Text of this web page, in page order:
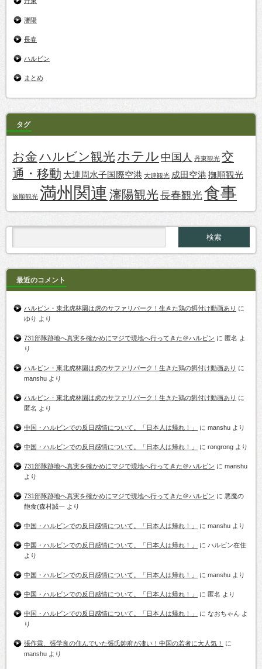
瀋陽
長春
ハルビン
まとめ
タグ
お金ハルビン観光 ホテル 中国人 丹東観光 交
通・移動 大連周水子国際空港 大連観光 成田空港 撫順観光
旅順観光 満州関連 瀋陽観光長春観光食事
最近のコメント
ハルビン・東北虎林園は虎のサファリパーク！生きた鶏の餌付け動画あり に
ゆり より
731部隊跡地へ真実を確かめにマジで現地へ行ってきた＠ハルビン に 匿名 よ
り
ハルビン・東北虎林園は虎のサファリパーク！生きた鶏の餌付け動画あり に
manshu より
ハルビン・東北虎林園は虎のサファリパーク！生きた鶏の餌付け動画あり に
匿名 より
中国・ハルビンでの反日感情について。「日本人は帰れ！」 に manshu より
中国・ハルビンでの反日感情について。「日本人は帰れ！」 に rongrong より
731部隊跡地へ真実を確かめにマジで現地へ行ってきた＠ハルビン に manshu
より
731部隊跡地へ真実を確かめにマジで現地へ行ってきた＠ハルビン に 悪魔の
飽食(森村誠一 より
中国・ハルビンでの反日感情について。「日本人は帰れ！」 に manshu より
中国・ハルビンでの反日感情について。「日本人は帰れ！」 に ハルビン在住
より
中国・ハルビンでの反日感情について。「日本人は帰れ！」 に manshu より
中国・ハルビンでの反日感情について。「日本人は帰れ！」 に 匿名 より
中国・ハルビンでの反日感情について。「日本人は帰れ！」 に なおちゃん よ
り
張作霖、張学良の住んでいた張氏帥府が凄い！中国の若者に大人気！
に
manshu より